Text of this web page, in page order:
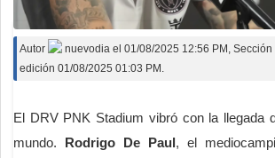
Edición Impresa
Autor nuevodia el 01/08/2025 12:56 PM , Sección
edición 01/08/2025 01:03 PM.
El DRV PNK Stadium vibró con la llegada
mundo. Rodrigo De Paul, el